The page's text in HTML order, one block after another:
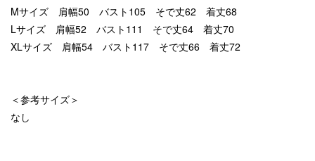
Mサイズ 肩幅50 バスト105 そで丈62 着丈68
Lサイズ 肩幅52 バスト111 そで丈64 着丈70
XLサイズ 肩幅54 バスト117 そで丈66 着丈72
＜参考サイズ＞
なし